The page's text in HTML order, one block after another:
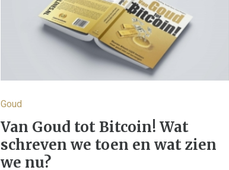
Goud
Van Goud tot Bitcoin! Wat
schreven we toen en wat zien
we nu?